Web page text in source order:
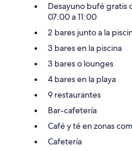
Desayuno bufé gratis
07:00 a 11:00
2 bares junto a la
3 bares en la piscina
3 bares o lounges
4 bares en la playa
9 restaurantes
Bar-cafetería
Café y té en zonas
Cafetería